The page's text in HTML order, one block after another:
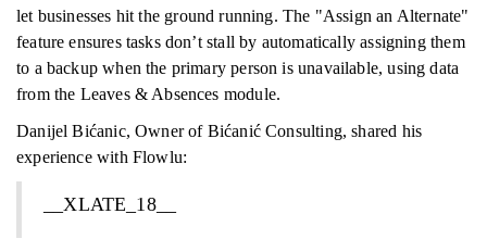
let businesses hit the ground running. The "Assign an Alternate"
feature ensures tasks don’t stall by automatically assigning them
to a backup when the primary person is unavailable, using data
from the Leaves & Absences module.
Danijel Bićanic, Owner of Bićanić Consulting, shared his
experience with Flowlu:
__XLATE_18__